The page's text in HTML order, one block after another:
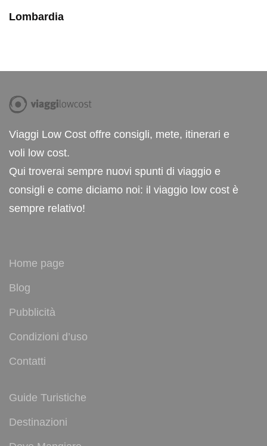
Lombardia
Viaggi Low Cost offre consigli, mete, itinerari e
voli low cost.
Qui troverai sempre nuovi spunti di viaggio e
consigli e come diciamo noi: il viaggio low cost è
sempre relativo!
Home page
Blog
Pubblicità
Condizioni d’uso
Contatti
Guide Turistiche
Destinazioni